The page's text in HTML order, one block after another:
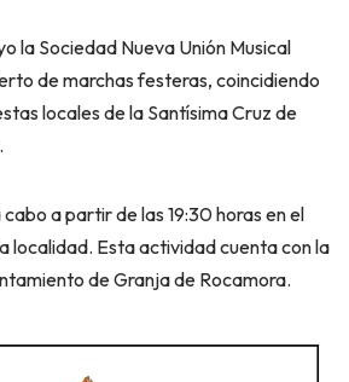
la Sociedad Nueva Unión Musical
de marchas festeras, coincidiendo
locales de la Santísima Cruz de
a partir de las 19:30 horas en el
localidad. Esta actividad cuenta con la
de Granja de Rocamora.